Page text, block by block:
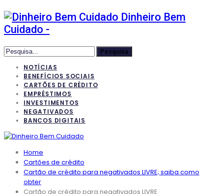
Dinheiro Bem
Cuidado -
NOTÍCIAS
BENEFÍCIOS SOCIAIS
CARTÕES DE CRÉDITO
EMPRÉSTIMOS
INVESTIMENTOS
NEGATIVADOS
BANCOS DIGITAIS
Home
Cartões de crédito
Cartão de crédito para negativados LIVRE; saiba como
obter
Cartão de crédito para negativados LIVRE